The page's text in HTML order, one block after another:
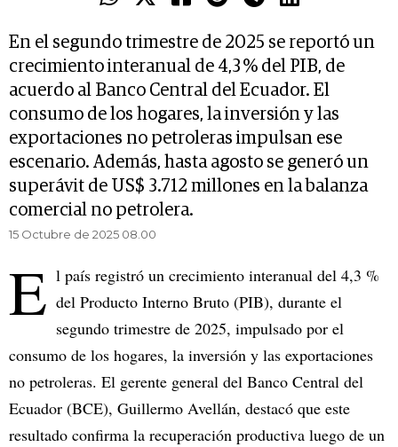
En el segundo trimestre de 2025 se reportó un
crecimiento interanual de 4,3 % del PIB, de
acuerdo al Banco Central del Ecuador. El
consumo de los hogares, la inversión y las
exportaciones no petroleras impulsan ese
escenario. Además, hasta agosto se generó un
superávit de US$ 3.712 millones en la balanza
comercial no petrolera.
15 Octubre de 2025 08.00
E l país registró un crecimiento interanual del 4,3 %
del Producto Interno Bruto (PIB), durante el
segundo trimestre de 2025, impulsado por el
consumo de los hogares, la inversión y las exportaciones
no petroleras. El gerente general del Banco Central del
Ecuador (BCE), Guillermo Avellán, destacó que este
resultado confirma la recuperación productiva luego de un